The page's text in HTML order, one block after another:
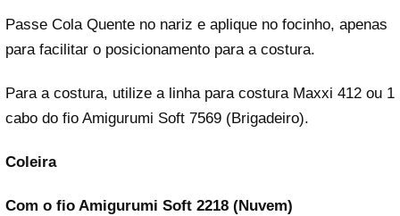
Passe Cola Quente no nariz e aplique no focinho, apenas
para facilitar o posicionamento para a costura.
Para a costura, utilize a linha para costura Maxxi 412 ou 1
cabo do fio Amigurumi Soft 7569 (Brigadeiro).
Coleira
Com o fio Amigurumi Soft 2218 (Nuvem)